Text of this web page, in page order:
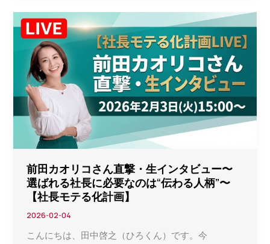
印
象
戦
略
【社
長
モ
テ
る
化
計
画
LIVE】
己
理
解」
を
深
め
る
方
法
｜
強
み・
盲
性
格
前田カオリコさん直撃・生インタビュー〜
選ばれる社長に必要なのは“伝わる人柄”〜
【社長モテる化計画】
2026-02-04
こんにちは、田中啓之（ひろくん）です。今